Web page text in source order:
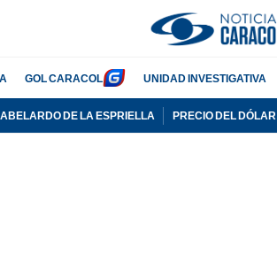
GOL CARACOL UNIDAD INVESTIGATIVA
ABELARDO DE LA ESPRIELLA PRECIO DEL DÓLAR